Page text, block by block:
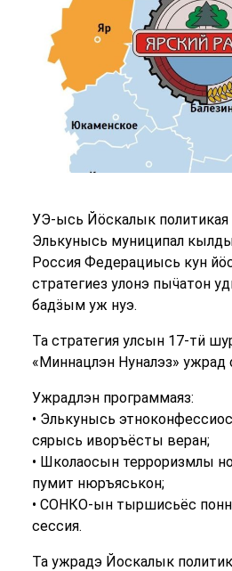
УЭ-ысь Йӧскалык
Элькунысь муниципал
Россия Федерациысь кун
стратегиез улонэ пыӵатон
бадӟым уж нуэ.
Та стратегия улсын 17-тӥ
«Миннацлэн Нуналэз» ужрад
Ужрадлэн программаяз:
• Элькунысь
сярысь иворъёсты веран;
• Школаосын терроризмлы
пумит нюръяськон;
• СОНКО-ын тыршисьёс
сессия.
Та ужрадэ Йоскалык